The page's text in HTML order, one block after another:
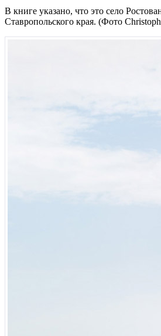
В книге указано, что это село
Ставропольского края. (Фото